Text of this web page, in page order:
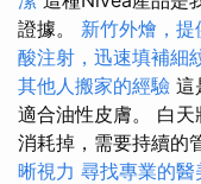
證據。 新竹外燴，
酸注射，迅速填補細
其他人搬家的經驗 這
適合油性皮膚。 白
消耗掉，需要持續的
晰視力 尋找專業的